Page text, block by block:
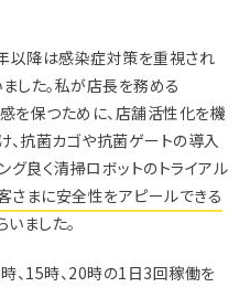
以降は感染症対策を重視され
した。私が店長を務める
保つために、店舗活性化を機
抗菌カゴや抗菌ゲートの導入
グ良く清掃ロボットのトライアル
さまに安全性をアピールできる
ました。
、15時、20時の1日3回稼働を